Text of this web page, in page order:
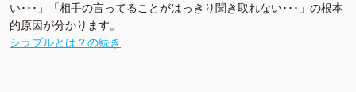
い･･･」「相手の言ってることがはっきり聞き取れない･･･」の根本
的原因が分かります。
シラブルとは？の続き